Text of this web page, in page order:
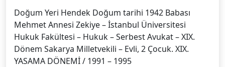
Doğum Yeri Hendek Doğum tarihi 1942 Babası
Mehmet Annesi Zekiye – İstanbul Üniversitesi
Hukuk Fakültesi – Hukuk – Serbest Avukat – XIX.
Dönem Sakarya Milletvekili – Evli, 2 Çocuk. XIX.
YASAMA DÖNEMİ / 1991 – 1995